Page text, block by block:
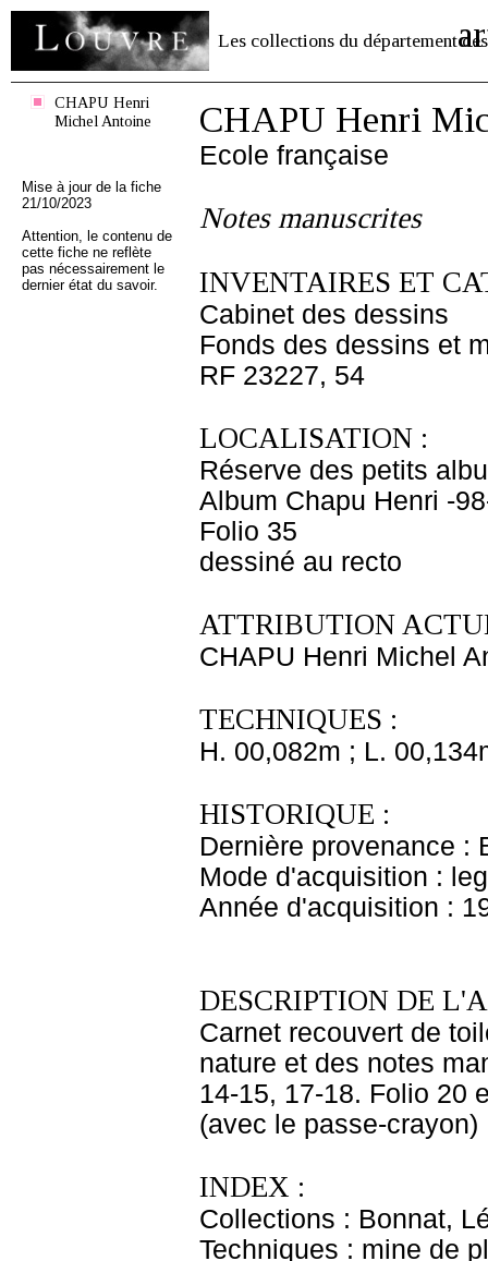
Les collections du département des
CHAPU Henri
Michel Antoine
Mise à jour de la fiche
21/10/2023
Attention, le contenu de
cette fiche ne reflète
pas nécessairement le
dernier état du savoir.
CHAPU Henri
Ecole française
Notes manuscrites
INVENTAIRES ET
Cabinet des dessins
Fonds des dessins et
RF 23227, 54
LOCALISATION :
Réserve des petits
Album Chapu Henri -
Folio 35
dessiné au recto
ATTRIBUTION
CHAPU Henri Michel
TECHNIQUES :
H. 00,082m ; L.
HISTORIQUE :
Dernière provenance :
Mode d'acquisition :
Année d'acquisition :
DESCRIPTION DE
Carnet recouvert de
nature et des notes
14-15, 17-18. Folio 20
(avec le passe-crayon)
INDEX :
Collections : Bonnat,
Techniques : mine de